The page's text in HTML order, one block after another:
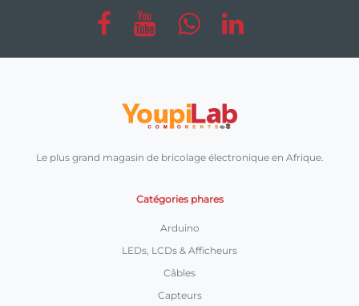
Le plus grand magasin de bricolage électronique en Afrique.
Catégories phares
Arduino
LEDs, LCDs & Afficheurs
Câbles
Capteurs